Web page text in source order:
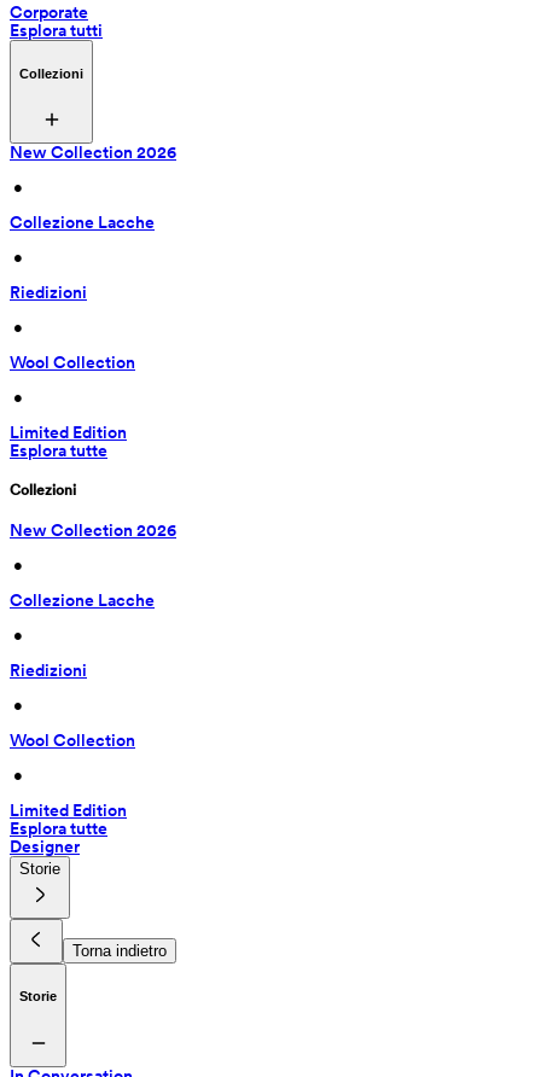
Corporate
Esplora tutti
Collezioni
New Collection 2026
•
Collezione Lacche
•
Riedizioni
•
Wool Collection
•
Limited Edition
Esplora tutte
Collezioni
New Collection 2026
•
Collezione Lacche
•
Riedizioni
•
Wool Collection
•
Limited Edition
Esplora tutte
Designer
Storie
Torna indietro
Storie